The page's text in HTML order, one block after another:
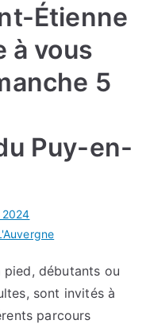
Étienne
à vous
5
Puy-en-
pied, débutants ou
sont invités à
parcours